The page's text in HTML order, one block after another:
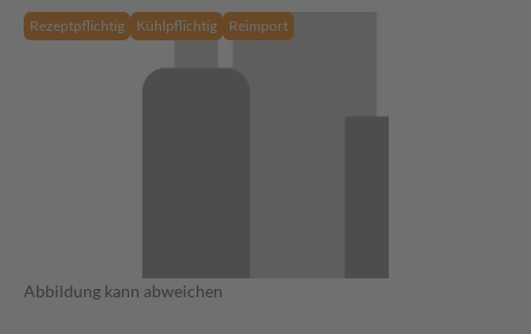
Rezeptpflichtig Kühlpflichtig Reimport
Abbildung kann abweichen